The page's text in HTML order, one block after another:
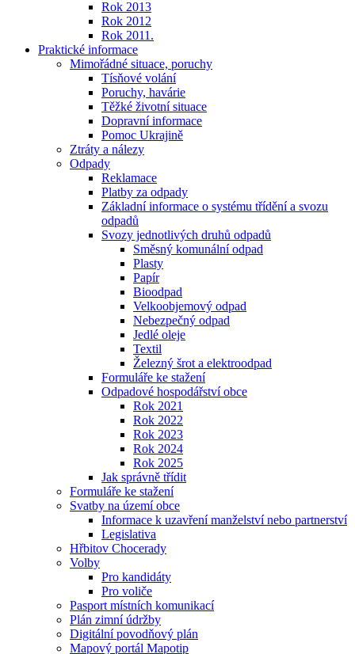
Rok 2013
Rok 2012
Rok 2011.
Praktické informace
Mimořádné situace, poruchy
Tísňové volání
Poruchy, havárie
Těžké životní situace
Dopravní informace
Pomoc Ukrajině
Ztráty a nálezy
Odpady
Reklamace
Platby za odpady
Základní informace o systému třídění a svozu
odpadů
Svozy jednotlivých druhů odpadů
Směsný komunální odpad
Plasty
Papír
Bioodpad
Velkoobjemový odpad
Nebezpečný odpad
Jedlé oleje
Textil
Železný šrot a elektroodpad
Formuláře ke stažení
Odpadové hospodářství obce
Rok 2021
Rok 2022
Rok 2023
Rok 2024
Rok 2025
Jak správně třídit
Formuláře ke stažení
Svatby na území obce
Informace k uzavření manželství nebo partnerství
Legislativa
Hřbitov Chocerady
Volby
Pro kandidáty
Pro voliče
Pasport místních komunikací
Plán zimní údržby
Digitální povodňový plán
Mapový portál Mapotip